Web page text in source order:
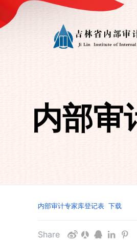
内部审
内部审计专家库登记表 下载
Share